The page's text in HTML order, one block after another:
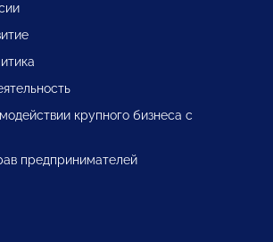
крупного бизнеса с
предпринимателей